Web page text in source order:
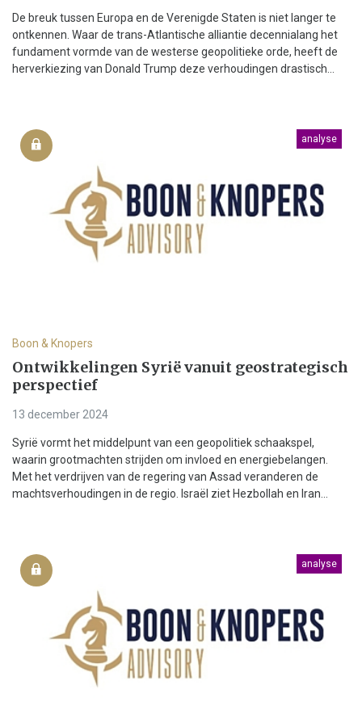
De breuk tussen Europa en de Verenigde Staten is niet langer te
ontkennen. Waar de trans-Atlantische alliantie decennialang het
fundament vormde van de westerse geopolitieke orde, heeft de
herverkiezing van Donald Trump deze verhoudingen drastisch...
analyse
Boon & Knopers
Ontwikkelingen Syrië vanuit geostrategisch
perspectief
13 december 2024
Syrië vormt het middelpunt van een geopolitiek schaakspel,
waarin grootmachten strijden om invloed en energiebelangen.
Met het verdrijven van de regering van Assad veranderen de
machtsverhoudingen in de regio. Israël ziet Hezbollah en Iran...
analyse